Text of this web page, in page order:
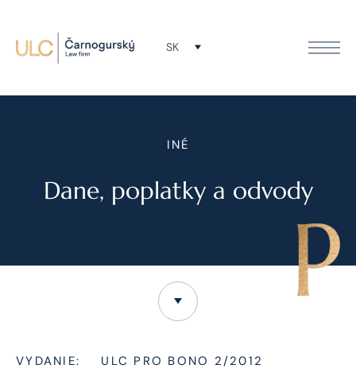
SK
INÉ
Dane, poplatky a odvody
VYDANIE: ULC PRO BONO 2/2012